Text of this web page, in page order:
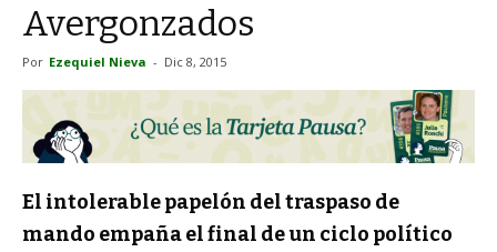
Avergonzados
Por Ezequiel Nieva - Dic 8, 2015
El intolerable papelón del traspaso de
mando empaña el final de un ciclo político